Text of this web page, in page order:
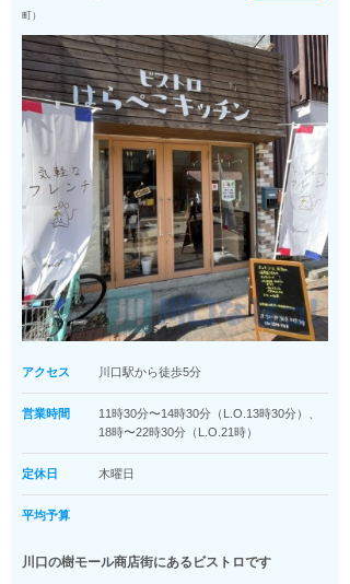
町）
アクセス 川口駅から徒歩5分
営業時間
11時30分〜14時30分（L.O.13時30分）、
18時〜22時30分（L.O.21時）
定休日 木曜日
平均予算
川口の樹モール商店街にあるビストロです